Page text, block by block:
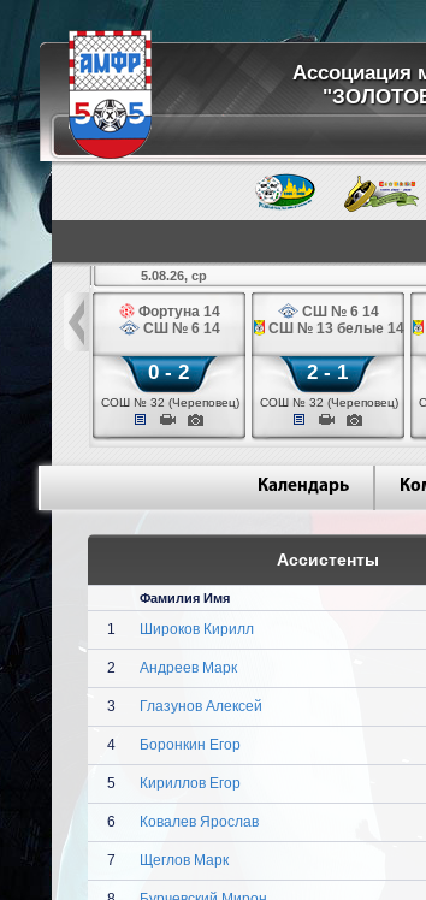
Ассоциация
14
5.08.26, ср
Фортуна 14
СШ № 6 14
0 - 2
СОШ № 32 (Череповец)
СШ № 6 14
СШ № 13 белые 14
2 - 1
СОШ № 32 (Череповец)
Календарь
Ассистенты
Фамилия Имя
1 Широков Кирилл
2 Андреев Марк
3 Глазунов Алексей
4 Боронкин Егор
5 Кириллов Егор
6 Ковалев Ярослав
7 Щеглов Марк